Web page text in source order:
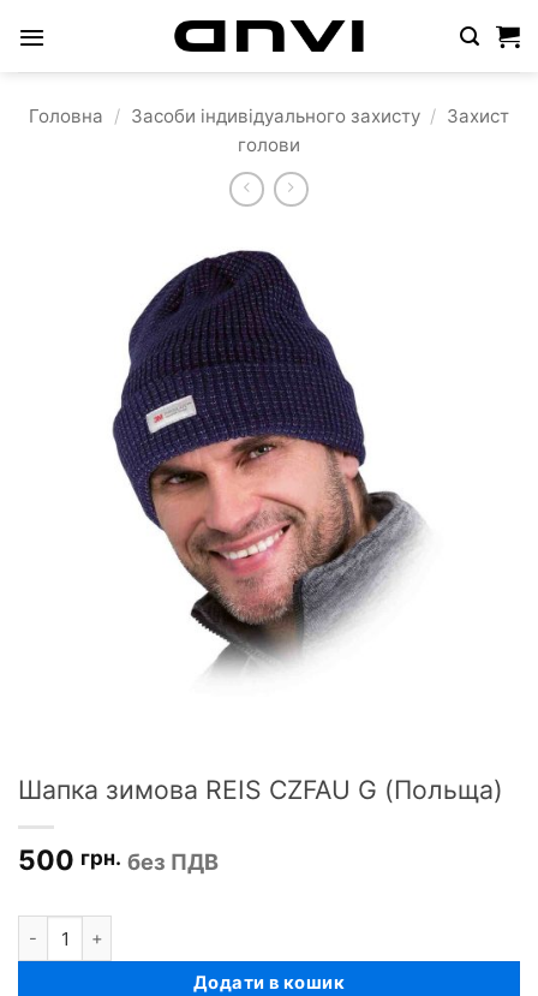
Головна / Засоби індивідуального захисту / Захист
голови
Шапка зимова REIS CZFAU G (Польща)
500 грн. без ПДВ
Додати в кошик